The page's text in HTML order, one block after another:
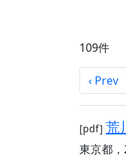
109件
‹ Prev
[pdf] 荒
東京都